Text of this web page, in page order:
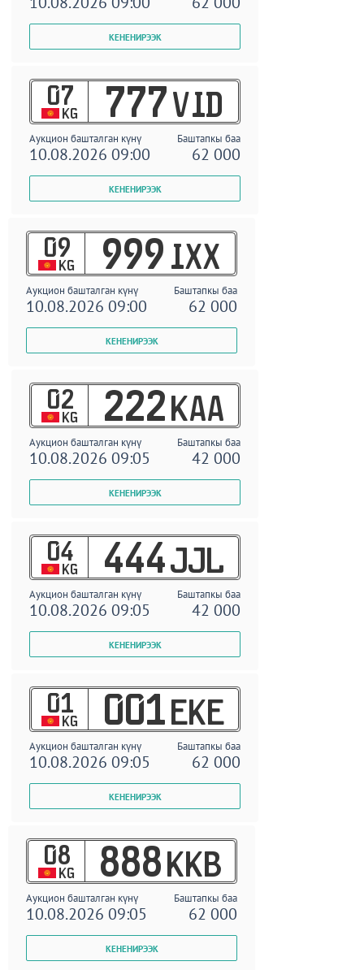
07
KG 777 VID
Аукцион башталган күнү Баштапкы баа
10.08.2026 09:00 62 000
09
KG 999 IXX
Аукцион башталган күнү Баштапкы баа
10.08.2026 09:00 62 000
02
KG 222 KAA
Аукцион башталган күнү Баштапкы баа
10.08.2026 09:05 42 000
04
KG 444 JJL
Аукцион башталган күнү Баштапкы баа
10.08.2026 09:05 42 000
01
KG 001 EKE
Аукцион башталган күнү Баштапкы баа
10.08.2026 09:05 62 000
08
KG 888 KKB
Аукцион башталган күнү Баштапкы баа
10.08.2026 09:05 62 000